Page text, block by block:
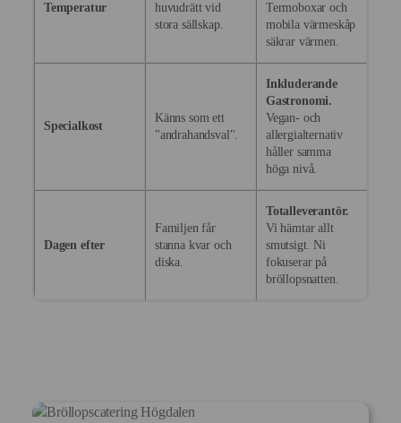
Temperatur
huvudrätt vid
stora sällskap.
Termoboxar och
mobila värmeskåp
säkrar värmen.
Specialkost
Känns som ett
"andrahandsval".
Inkluderande
Gastronomi.
Vegan- och
allergialternativ
håller samma
höga nivå.
Dagen efter
Familjen får
stanna kvar och
diska.
Totalleverantör.
Vi hämtar allt
smutsigt. Ni
fokuserar på
bröllopsnatten.